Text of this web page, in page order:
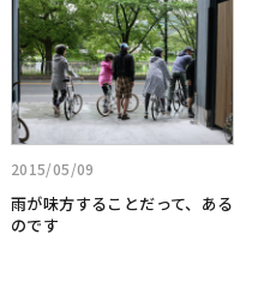
2015/05/09
雨が味方することだって、ある
のです
詳
し
く
見
る:
雨
が
味
方